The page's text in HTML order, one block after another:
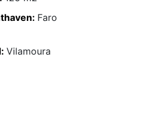
Faro
Vilamoura